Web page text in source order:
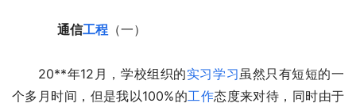
通信工程 （一）
20**年12月，学校组织的实习学习 虽然只有短短的一
个多月时间，但是我以100%的工作态度来对待，同时由于